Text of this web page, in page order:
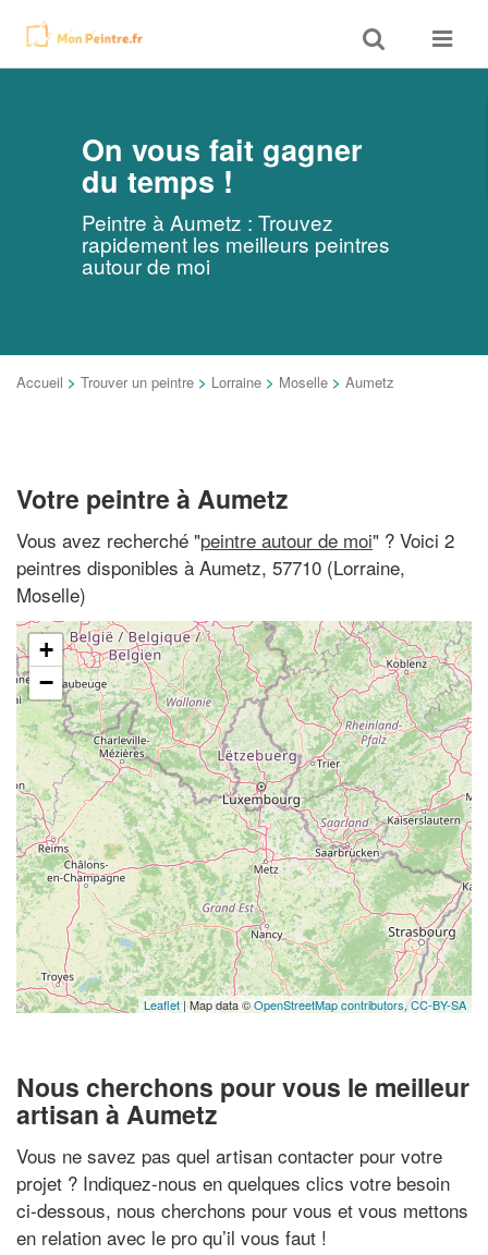
Toggle
search
Toggle
On vous fait gagner
du temps !
Peintre à Aumetz : Trouvez
rapidement les meilleurs peintres
autour de moi
Accueil > Trouver un peintre > Lorraine > Moselle > Aumetz
Votre peintre à Aumetz
Vous avez recherché "peintre autour de moi" ? Voici 2
peintres disponibles à Aumetz, 57710 (Lorraine,
Moselle)
+
−
Leaflet | Map data ©OpenStreetMap contributors,CC-BY-SA
Nous cherchons pour vous le meilleur
artisan à Aumetz
Vous ne savez pas quel artisan contacter pour votre
projet ? Indiquez-nous en quelques clics votre besoin
ci-dessous, nous cherchons pour vous et vous mettons
en relation avec le pro qu’il vous faut !